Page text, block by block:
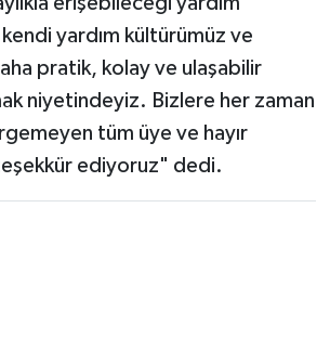
yardım kültürümüz ve
pratik, kolay ve ulaşabilir
niyetindeyiz. Bizlere her zaman
tüm üye ve hayır
ediyoruz" dedi.